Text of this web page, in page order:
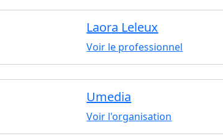
Laora Leleux
Voir le professionnel
Umedia
Voir l'organisation